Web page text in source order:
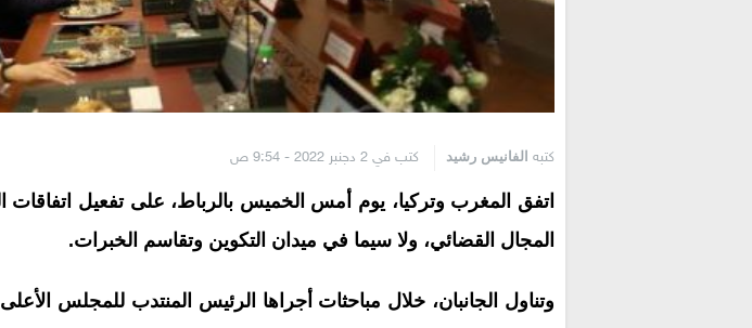
كتبه الفانيس رشيد كتب في 2 دجنبر 2022 - 9:54 ص
اتفق المغرب وتركيا، يوم أمس الخميس بالرباط، على تفعيل اتفاقات
المجال القضائي، ولا سيما في ميدان التكوين وتقاسم الخبرات.
وتناول الجانبان، خلال مباحثات أجراها الرئيس المنتدب للمجلس